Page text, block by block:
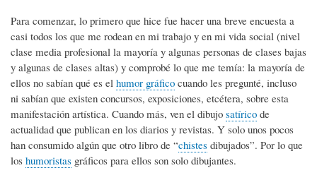
Para comenzar, lo primero que hice fue hacer una breve encuesta a
casi todos los que me rodean en mi trabajo y en mi vida social (nivel
clase media profesional la mayoría y algunas personas de clases bajas
y algunas de clases altas) y comprobé lo que me temía: la mayoría de
ellos no sabían qué es el humor gráfico cuando les pregunté, incluso
ni sabían que existen concursos, exposiciones, etcétera, sobre esta
manifestación artística. Cuando más, ven el dibujo satírico de
actualidad que publican en los diarios y revistas. Y solo unos pocos
han consumido algún que otro libro de “chistes dibujados”. Por lo que
los humoristas gráficos para ellos son solo dibujantes.